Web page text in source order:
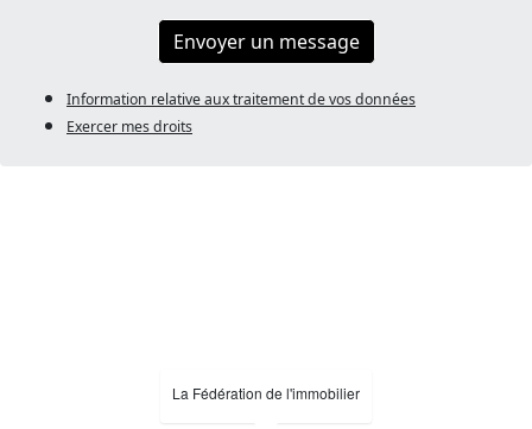
Envoyer un message
Information relative aux traitement de vos données
Exercer mes droits
La Fédération de l'immobilier